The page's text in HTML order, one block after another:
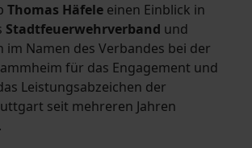
Thomas Häfele einen Einblick in
Stadtfeuerwehrverband und
im Namen des Verbandes bei der
für das Engagement und
Leistungsabzeichen der
seit mehreren Jahren